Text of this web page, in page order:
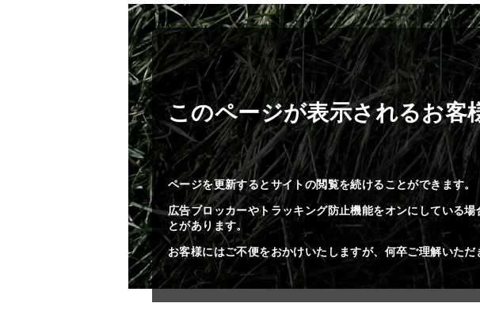
このページが表示されるお客
ページを更新するとサイトの閲覧を続けることができます。
広告ブロッカーやトラッキング防止機能をオンにしている
とがあります。
お客様にはご不便をおかけいたしますが、何卒ご理解いただ